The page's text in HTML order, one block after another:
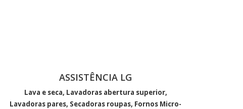
ASSISTÊNCIA LG
Lava e seca, Lavadoras abertura superior,
Lavadoras pares, Secadoras roupas, Fornos Micro-